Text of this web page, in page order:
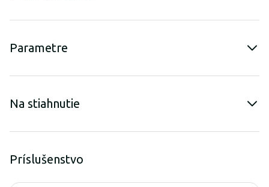
Parametre
Na stiahnutie
Príslušenstvo